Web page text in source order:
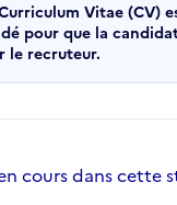
Vitae (CV)
pour que la
le recruteur.
cours dans cette